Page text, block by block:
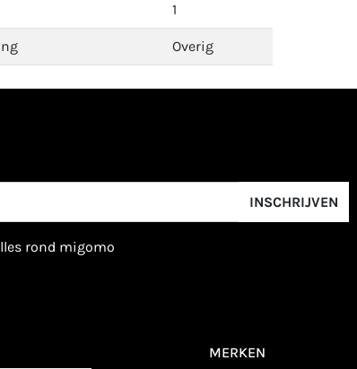
1
Overig
INSCHRIJVEN
rond migomo
MERKEN